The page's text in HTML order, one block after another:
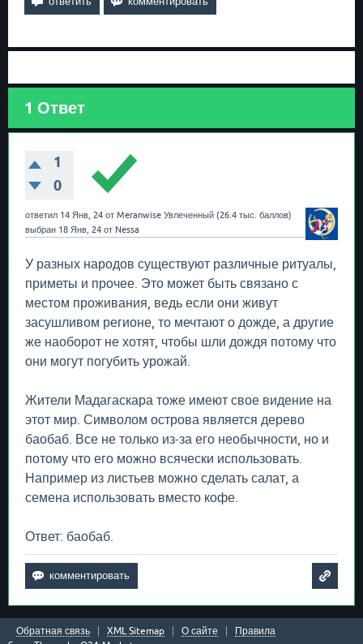
1 Ответ
1
0
ответил 14 Янв, 24 от Meranwise Увлеченный (26.4 тыс. баллов)
выбран 18 Янв, 24 от Nessa
У разных народов существуют различные ритуалы,
приметы и прочее. Это может быть связано с
местом проживания, ведь если они живут
засушливом регионе, то мечтают о дожде, а другие
же наоборот не хотят, чтобы шли дождя потому что
они могут погубить урожай.
Жители Мадагаскара тоже имеют свое видение на
этот мир. Символом острова является дерево
баобаб. Все не только из-за его необычности, но и
потому что его можно всячески использовать.
Например из листьев можно сделать салат, а
семена использовать вместо кофе.
Ответ: баобаб.
Обратная связь XML Sitemap О сайте
Правила